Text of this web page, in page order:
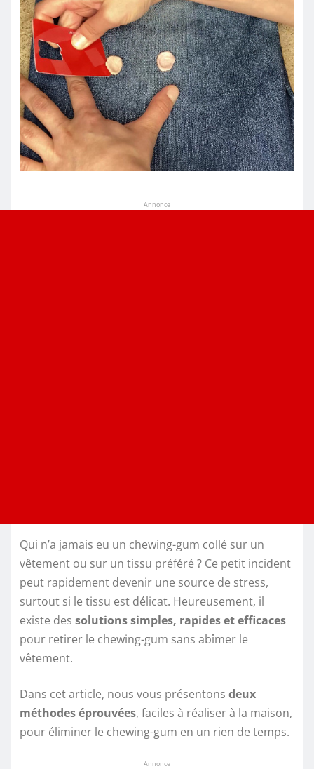
Annonce
Qui n’a jamais eu un chewing-gum collé sur un
vêtement ou sur un tissu préféré ? Ce petit incident
peut rapidement devenir une source de stress,
surtout si le tissu est délicat. Heureusement, il
existe des solutions simples, rapides et efficaces
pour retirer le chewing-gum sans abîmer le
vêtement.
Dans cet article, nous vous présentons deux
méthodes éprouvées, faciles à réaliser à la maison,
pour éliminer le chewing-gum en un rien de temps.
Annonce